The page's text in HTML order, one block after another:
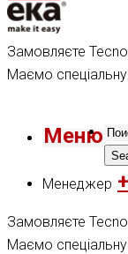
Замовляєте
Маємо
Меню
Менеджер
Замовляєте
Маємо